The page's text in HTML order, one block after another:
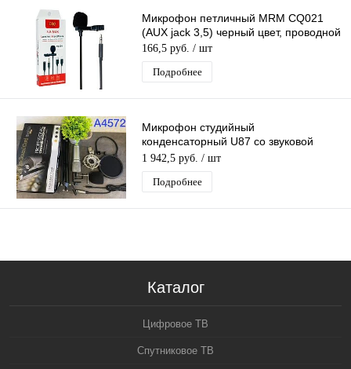
Микрофон петличный MRM CQ021
(AUX jack 3,5) черный цвет, проводной
166,5 руб. / шт
Подробнее
Микрофон студийный
конденсаторный U87 со звуковой
картой (MF57)
1 942,5 руб. / шт
Подробнее
Каталог
Цифровое ТВ
Спутниковое ТВ